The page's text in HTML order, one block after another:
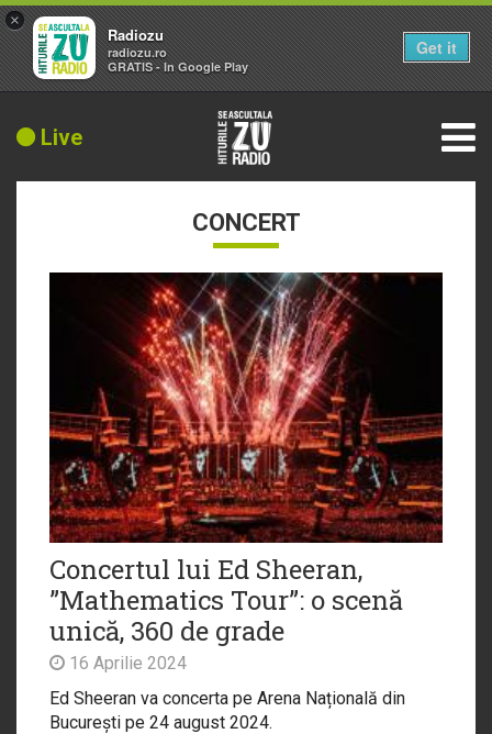
Live
CONCERT
Concertul lui Ed Sheeran,
”Mathematics Tour”: o scenă
unică, 360 de grade
16 Aprilie 2024
Ed Sheeran va concerta pe Arena Națională din
București pe 24 august 2024.
×
Radiozu
radiozu.ro
GRATIS - In Google Play
Get it